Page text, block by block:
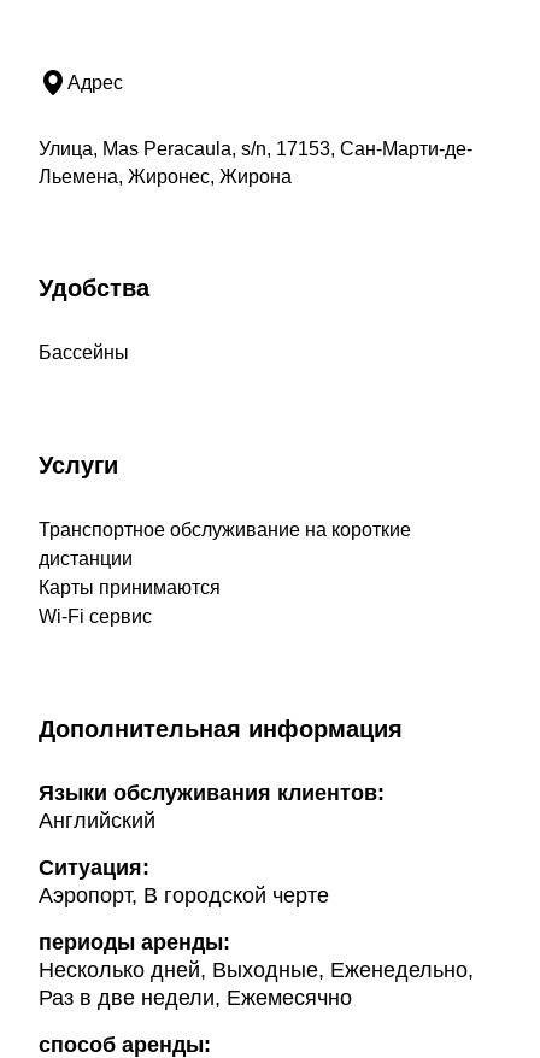
Адрес
Улица, Mas Peracaula, s/n, 17153, Сан-Марти-де-
Льемена, Жиронес, Жирона
Удобства
Бассейны
Услуги
Транспортное обслуживание на короткие
дистанции
Карты принимаются
Wi-Fi сервис
Дополнительная информация
Языки обслуживания клиентов:
Английский
Ситуация:
Аэропорт, В городской черте
периоды аренды:
Несколько дней, Выходные, Еженедельно,
Раз в две недели, Ежемесячно
способ аренды: